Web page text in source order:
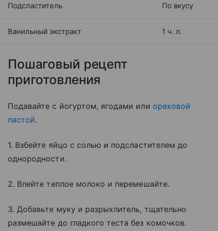
Подсластитель По вкусу
Ванильный экстракт 1 ч. л.
Пошаговый рецепт
приготовления
Подавайте с йогуртом, ягодами или ореховой
пастой.
1. Взбейте яйцо с солью и подсластителем до
однородности.
2. Влейте теплое молоко и перемешайте.
3. Добавьте муку и разрыхлитель, тщательно
размешайте до гладкого теста без комочков.